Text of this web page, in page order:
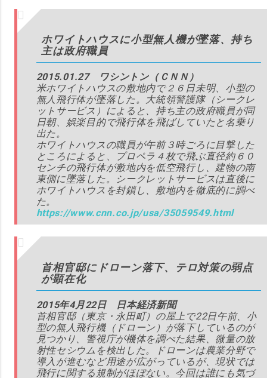
ホワイトハウスに小型無人機が墜落、持ち
主は政府職員
2015.01.27 ワシントン（ＣＮＮ）
米ホワイトハウスの敷地内で２６日未明、小型の
無人飛行体が墜落した。大統領警護隊（シークレ
ットサービス）によると、持ち主の政府職員が同
日朝、娯楽目的で飛行体を飛ばしていたと名乗り
出た。
ホワイトハウスの職員が午前３時ごろに目撃した
ところによると、プロペラ４枚で飛ぶ直径約６０
センチの飛行体が敷地内を低空飛行し、建物の南
東側に墜落した。シークレットサービスは直後に
ホワイトハウスを封鎖し、敷地内を徹底的に調べ
た。
https://www.cnn.co.jp/usa/35059549.html
首相官邸にドローン落下、テロ対策の弱点
が顕在化
2015年4月22日 日本経済新聞
首相官邸（東京・永田町）の屋上で22日午前、小
型の無人飛行機（ドローン）が落下しているのが
見つかり、警視庁が機体を調べた結果、微量の放
射性セシウムを検出した。ドローンは農業分野で
導入が進むなど用途が広がっているが、現状では
飛行に関する規制がほぼない。今回は誰にも気づ